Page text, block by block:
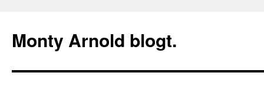
springen
Monty Arnold blogt.